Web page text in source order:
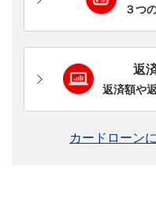
３つ
返
返済額や
カードローン